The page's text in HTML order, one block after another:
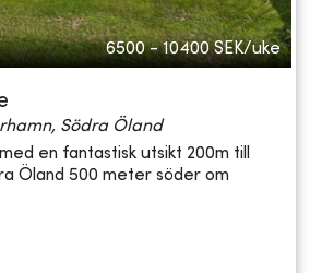
6500 - 10400 SEK/uke
Södra Öland
en fantastisk utsikt 200m till
Öland 500 meter söder om